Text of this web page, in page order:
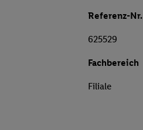
Referenz-Nr.
625529
Fachbereich
Filiale